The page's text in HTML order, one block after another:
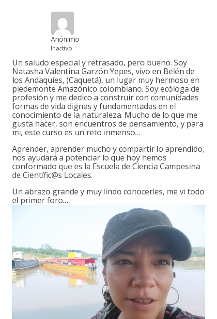
Anónimo
Inactivo
Un saludo especial y retrasado, pero bueno. Soy
Natasha Valentina Garzón Yepes, vivo en Belén de
los Andaquíes, (Caquetá), un lugar muy hermoso en
piedemonte Amazónico colombiano. Soy ecóloga de
profesión y me dedico a construir con comunidades
formas de vida dignas y fundamentadas en el
conocimiento de la naturaleza. Mucho de lo que me
gusta hacer, son encuentros de pensamiento, y para
mi, este curso es un reto inmenso…
Aprender, aprender mucho y compartir lo aprendido,
nos ayudará a potenciar lo que hoy hemos
conformado que es la Escuela de Ciencia Campesina
de Científic@s Locales.
Un abrazo grande y muy lindo conocerles, me vi todo
el primer foro…